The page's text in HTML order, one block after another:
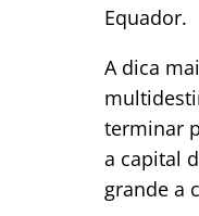
Equador.
A dica
terminar
a capital
grande a